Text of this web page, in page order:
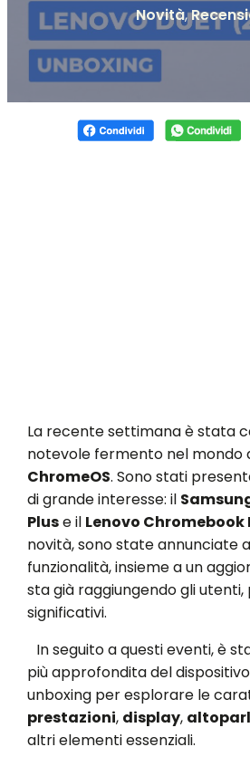
Novità,
La recente settimana è stata
notevole fermento nel mondo
ChromeOS. Sono stati
di grande interesse: il
Pluse il Lenovo Chromebook
novità, sono state annunciate
funzionalità, insieme a un
sta già raggiungendo gli
significativi.
In seguito a questi eventi, è
più approfondita del dispositivo
unboxing per esplorare le
prestazioni, display,
altri elementi essenziali.